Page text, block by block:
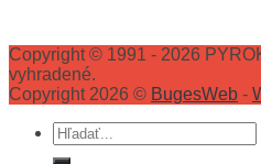
Copyright © 1991 - 2026
vyhradené.
Copyright 2026 © BugesWeb -
Hľadať: